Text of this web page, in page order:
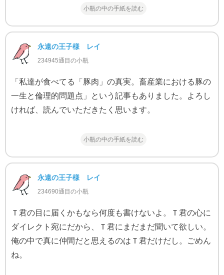
小瓶の中の手紙を読む
永遠の王子様 レイ
234945通目の小瓶
「私達が食べてる「豚肉」の真実。畜産業における豚の
一生と倫理的問題点」という記事もありました。よろし
ければ、読んでいただきたく思います。
小瓶の中の手紙を読む
永遠の王子様 レイ
234690通目の小瓶
Ｔ君の目に届くかもなら何度も書けないよ。Ｔ君の心に
ダイレクト宛にだから、Ｔ君にまだまだ聞いて欲しい。
俺の中で真に仲間だと思えるのはＴ君だけだし。ごめん
ね。